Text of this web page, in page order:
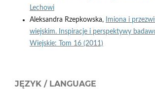
Lechowi
Aleksandra Rzepkowska,
Imiona i
wiejskim. Inspiracje i perspektywy
Wiejskie: Tom 16 (2011)
JĘZYK / LANGUAGE